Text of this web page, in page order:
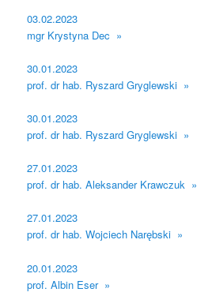
03.02.2023
mgr Krystyna Dec »
30.01.2023
prof. dr hab. Ryszard Gryglewski »
30.01.2023
prof. dr hab. Ryszard Gryglewski »
27.01.2023
prof. dr hab. Aleksander Krawczuk »
27.01.2023
prof. dr hab. Wojciech Narębski »
20.01.2023
prof. Albin Eser »